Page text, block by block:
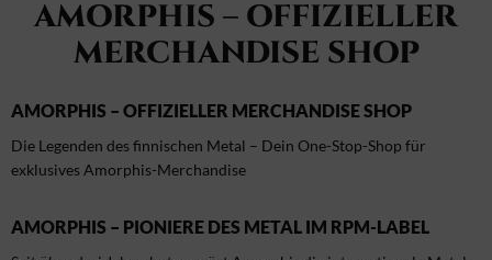
AMORPHIS – OFFIZIELLER
MERCHANDISE SHOP
AMORPHIS – OFFIZIELLER MERCHANDISE SHOP
Die Legenden des finnischen Metal – Dein One-Stop-Shop für
exklusives Amorphis-Merchandise
AMORPHIS – PIONIERE DES METAL IM RPM-LABEL